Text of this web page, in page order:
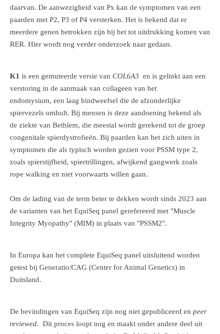
daarvan. De aanwezigheid van Px kan de symptomen van een
paarden met P2, P3 of P4 versterken. Het is bekend dat er
meerdere genen betrokken zijn bij het tot uitdrukking komen van
RER. Hier wordt nog verder onderzoek naar gedaan.
K1 is een gemuteerde versie van COL6A3 en is gelinkt aan een
verstoring in de aanmaak van collageen van het
endomysium, een laag bindweefsel die de afzonderlijke
spiervezels omhult. Bij mensen is deze aandoening bekend als
de ziekte van Bethlem, die meestal wordt gerekend tot de groep
congenitale spierdystrofieën. Bij paarden kan het zich uiten in
symptomen die als typisch worden gezien voor PSSM type 2,
zoals spierstijfheid, spiertrillingen, afwijkend gangwerk zoals
rope walking en niet voorwaarts willen gaan.
Om de lading van de term beter te dekken wordt sinds 2023 aan
de varianten van het EquiSeq panel gerefereerd met "Muscle
Integrity Myopathy" (MIM) in plaats van "PSSM2".
In Europa kan het complete EquiSeq panel uitsluitend worden
getest bij Generatio/CAG (Center for Animal Genetics) in
Duitsland.
De bevindingen van EquiSeq zijn nog niet gepubliceerd en peer
reviewed. Dit proces loopt nog en maakt onder andere deel uit